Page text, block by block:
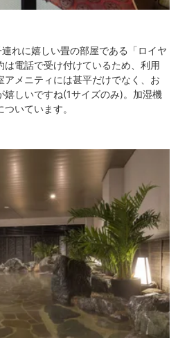
れに嬉しい畳の部屋である「ロイヤ
は電話で受け付けているため、利用
アメニティには甚平だけでなく、お
しいですね(1サイズのみ)。加湿機
いています。